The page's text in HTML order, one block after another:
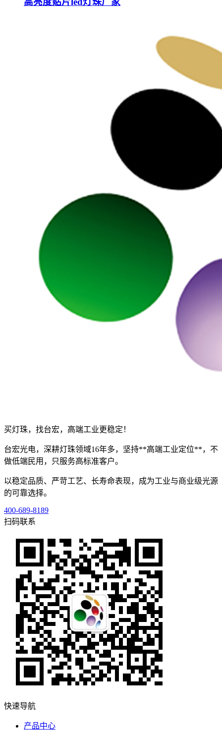
买灯珠，找台宏，高端工业更稳定！
台宏光电，深耕灯珠领域16年多，坚持**高端工业定位**，不
做低端民用，只服务高标准客户。
以稳定品质、严苛工艺、长寿命表现，成为工业与商业级光源
的可靠选择。
400-689-8189
扫码联系
快速导航
产品中心